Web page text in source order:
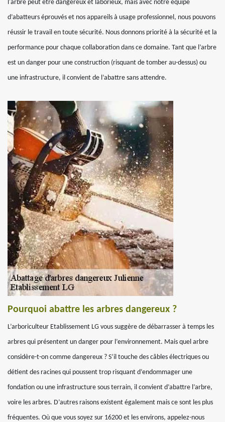
l'arbre peut être dangereux et laborieux, mais avec notre équipe
d’abatteurs éprouvés et nos appareils à usage professionnel, nous pouvons
réussir le travail en toute sécurité. Nous donnons priorité à la sécurité et la
performance pour chaque collaboration dans ce domaine. Tant que l’arbre
est un danger pour une construction (risquant de tomber au-dessus) ou
une infrastructure, il convient de l’abattre sans attendre.
Pourquoi abattre les arbres dangereux ?
L’arboriculteur Etablissement LG vous suggère de débarrasser à temps les
arbres qui présentent un danger pour l’environnement. Mais quel arbre
considère-t-on comme dangereux ? S’il touche des câbles électriques ou
détient des racines qui poussent trop risquant d’endommager une
fondation ou une infrastructure sous terrain, il convient d’abattre l’arbre,
voire les arbres. D’autres raisons existent également mais ce sont les plus
fréquentes. Où que vous soyez sur 16200 et les environs, appelez-nous